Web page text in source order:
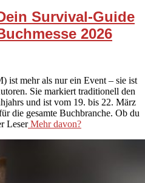
Survival-Guide
2026
ist mehr als nur ein Event – sie ist
Sie markiert traditionell den
und ist vom 19. bis 22. März
die gesamte Buchbranche. Ob du
LeserMehr davon?